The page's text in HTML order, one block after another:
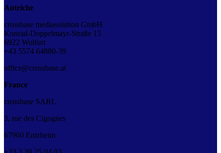
Autriche
crossbase mediasolution GmbH
Konrad-Doppelmayr-Straße 15
6922 Wolfurt
+43 5574 64880-39
office@crossbase.at
France
crossbase SARL
3, rue des Cigognes
67960 Entzheim